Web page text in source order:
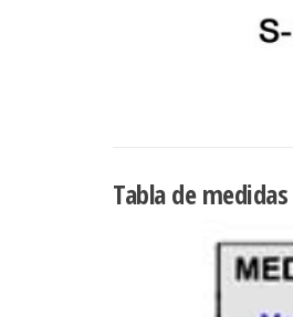
Tabla de medidas